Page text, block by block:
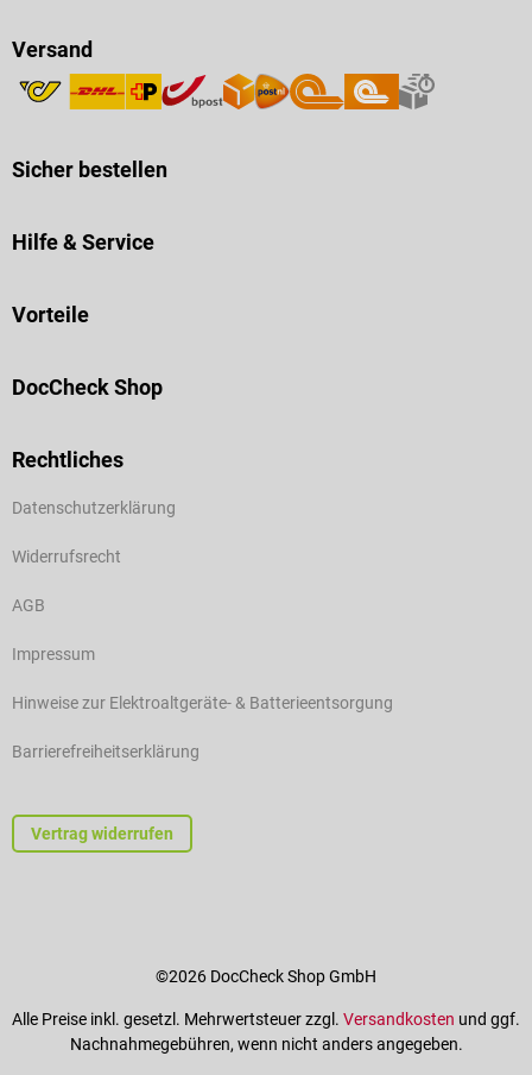
Versand
Sicher bestellen
Hilfe & Service
Vorteile
DocCheck Shop
Rechtliches
Datenschutzerklärung
Widerrufsrecht
AGB
Impressum
Hinweise zur Elektroaltgeräte- & Batterieentsorgung
Barrierefreiheitserklärung
Vertrag widerrufen
©2026 DocCheck Shop GmbH
Alle Preise inkl. gesetzl. Mehrwertsteuer zzgl. Versandkosten und ggf.
Nachnahmegebühren, wenn nicht anders angegeben.